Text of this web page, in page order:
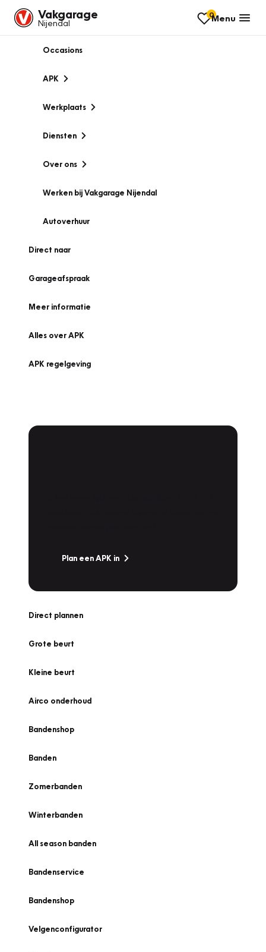
Vakgarage
Nijendal
0Menu
Occasions
APK
Werkplaats
Diensten
Over ons
Werken bij Vakgarage Nijendal
Autoverhuur
Direct naar
Garageafspraak
Meer informatie
Alles over APK
APK regelgeving
Plan een APK in
Direct plannen
Grote beurt
Kleine beurt
Airco onderhoud
Bandenshop
Banden
Zomerbanden
Winterbanden
All season banden
Bandenservice
Bandenshop
Velgenconfigurator